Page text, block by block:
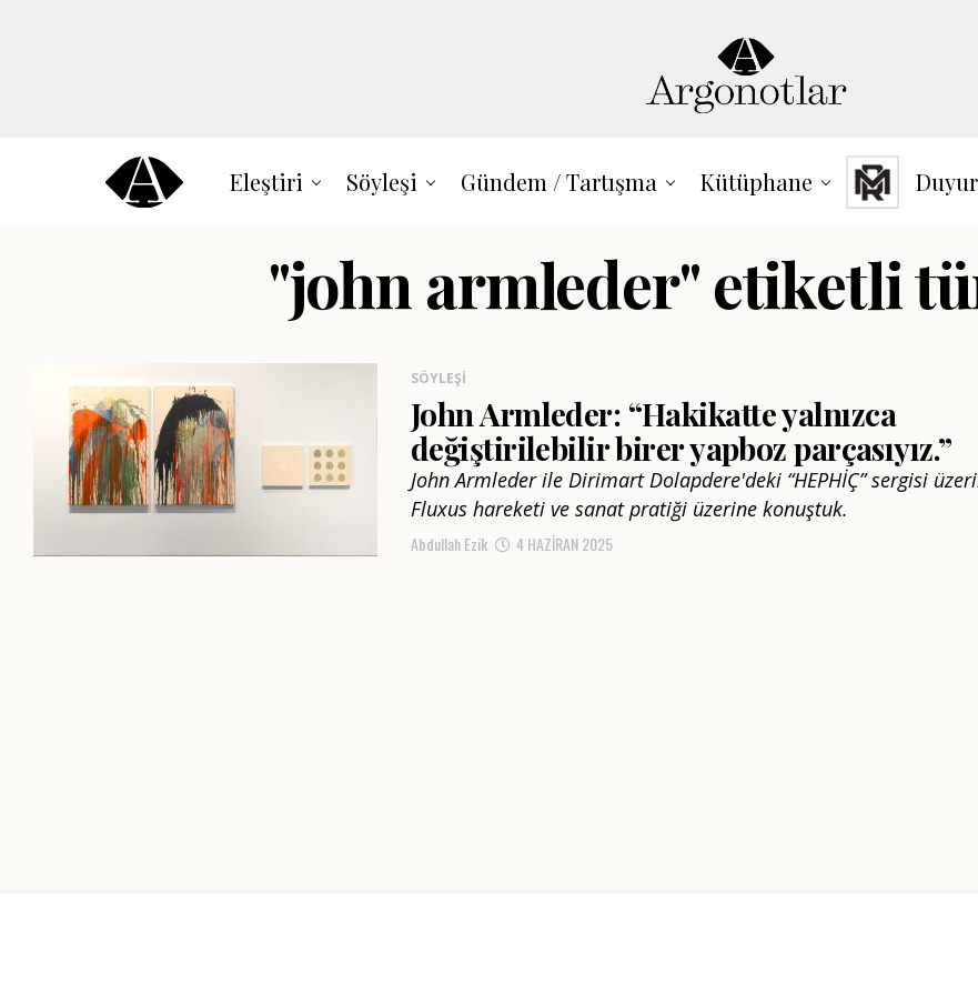
Eleştiri Söyleşi Gündem / Tartışma Kütüphane
"john armleder" etiketli
SÖYLEŞI
John Armleder: “Hakikatte yalnızca
değiştirilebilir birer yapboz parçasıyız.”
John Armleder ile Dirimart Dolapdere'deki “HEPHİÇ” sergisi
Fluxus hareketi ve sanat pratiği üzerine konuştuk.
Abdullah Ezik 4 HAZIRAN 2025